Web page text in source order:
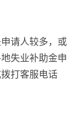
请人较多，或
失业补助金申
打客服电话